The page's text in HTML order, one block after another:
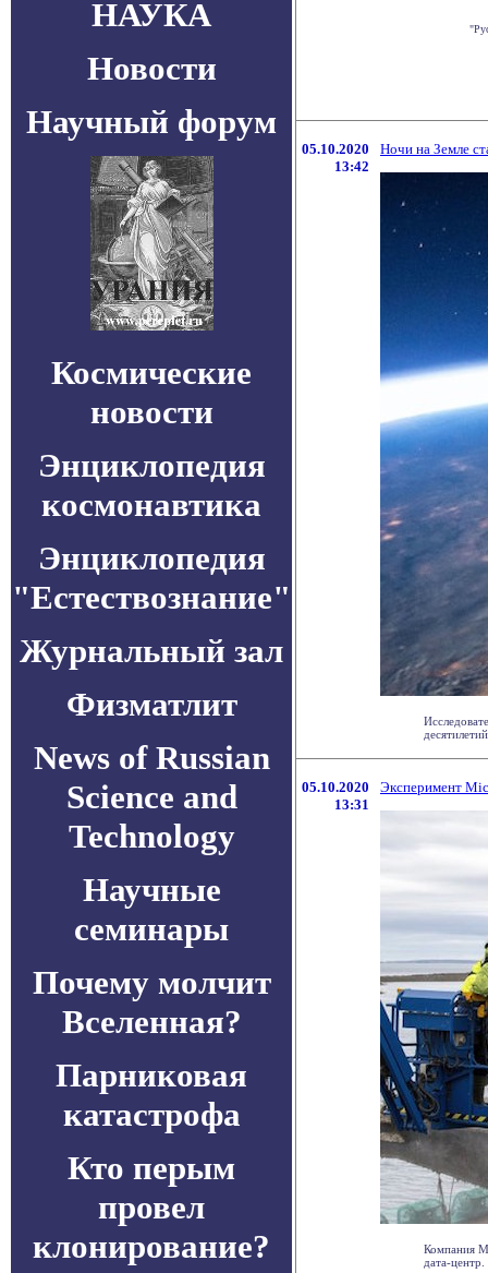
НАУКА
Новости
Научный форум
Космические
новости
Энциклопедия
космонавтика
Энциклопедия
"Естествознание"
Журнальный зал
Физматлит
News of Russian
Science and
Technology
Научные
семинары
Почему молчит
Вселенная?
Парниковая
катастрофа
Кто перым
провел
клонирование?
05.10.2020
13:42
Ночи на Земле
05.10.2020
13:31
Эксперимент
Компания
дата-